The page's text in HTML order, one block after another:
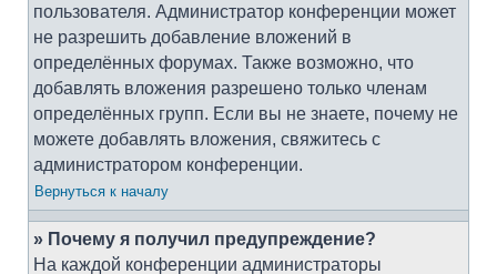
пользователя. Администратор конференции может
не разрешить добавление вложений в
определённых форумах. Также возможно, что
добавлять вложения разрешено только членам
определённых групп. Если вы не знаете, почему не
можете добавлять вложения, свяжитесь с
администратором конференции.
Вернуться к началу
» Почему я получил предупреждение?
На каждой конференции администраторы